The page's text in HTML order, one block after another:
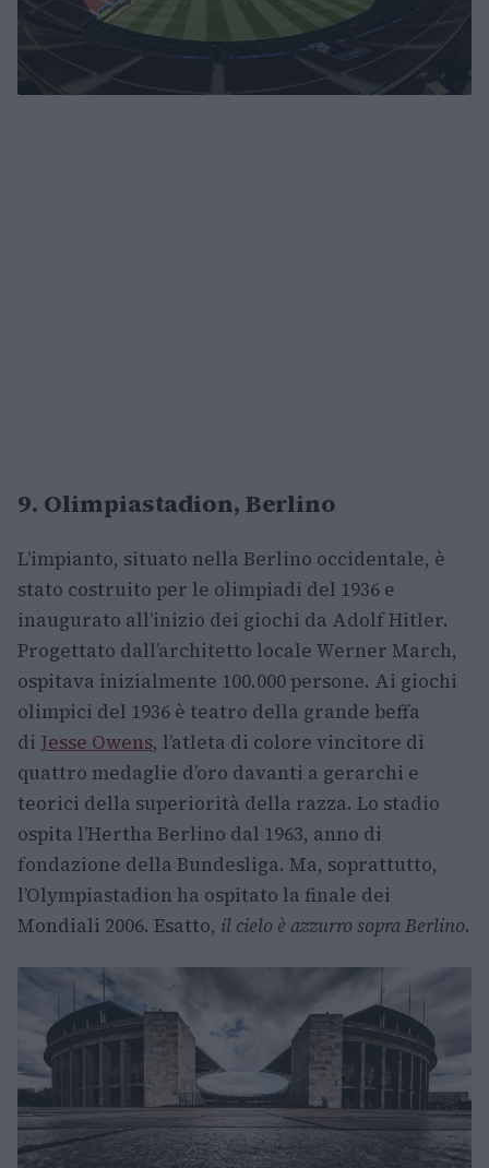
9. Olimpiastadion, Berlino
L’impianto, situato nella Berlino occidentale, è
stato costruito per le olimpiadi del 1936 e
inaugurato all’inizio dei giochi da Adolf Hitler.
Progettato dall’architetto locale Werner March,
ospitava inizialmente 100.000 persone. Ai giochi
olimpici del 1936 è teatro della grande beffa
di Jesse Owens, l’atleta di colore vincitore di
quattro medaglie d’oro davanti a gerarchi e
teorici della superiorità della razza. Lo stadio
ospita l’Hertha Berlino dal 1963, anno di
fondazione della Bundesliga. Ma, soprattutto,
l’Olympiastadion ha ospitato la finale dei
Mondiali 2006. Esatto, il cielo è azzurro sopra Berlino.